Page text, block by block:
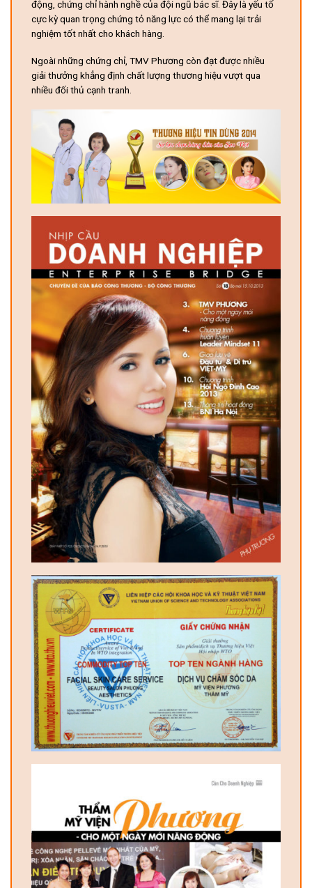
động, chứng chỉ hành nghề của đội ngũ bác sĩ. Đây là yếu tố
cực kỳ quan trọng chứng tỏ năng lực có thể mang lại trải
nghiệm tốt nhất cho khách hàng.
Ngoài những chứng chỉ, TMV Phương còn đạt được nhiều
giải thưởng khẳng định chất lượng thương hiệu vượt qua
nhiều đối thủ cạnh tranh.